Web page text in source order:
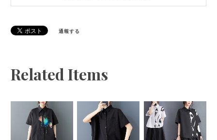
通報する
Related Items